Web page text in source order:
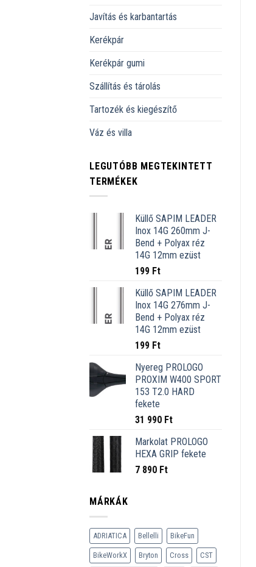
Javítás és karbantartás
Kerékpár
Kerékpár gumi
Szállítás és tárolás
Tartozék és kiegészítő
Váz és villa
LEGUTÓBB MEGTEKINTETT
TERMÉKEK
Küllő SAPIM LEADER
Inox 14G 260mm J-
Bend + Polyax réz
14G 12mm ezüst
199 Ft
Küllő SAPIM LEADER
Inox 14G 276mm J-
Bend + Polyax réz
14G 12mm ezüst
199 Ft
Nyereg PROLOGO
PROXIM W400 SPORT
153 T2.0 HARD
fekete
31 990 Ft
Markolat PROLOGO
HEXA GRIP fekete
7 890 Ft
MÁRKÁK
ADRIATICA Bellelli BikeFun
BikeWorkX Bryton Cross CST